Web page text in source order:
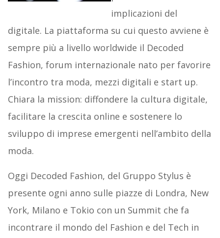
implicazioni del
digitale. La piattaforma su cui questo avviene è
sempre più a livello worldwide il Decoded
Fashion, forum internazionale nato per favorire
l’incontro tra moda, mezzi digitali e start up.
Chiara la mission: diffondere la cultura digitale,
facilitare la crescita online e sostenere lo
sviluppo di imprese emergenti nell’ambito della
moda.
Oggi Decoded Fashion, del Gruppo Stylus è
presente ogni anno sulle piazze di Londra, New
York, Milano e Tokio con un Summit che fa
incontrare il mondo del Fashion e del Tech in